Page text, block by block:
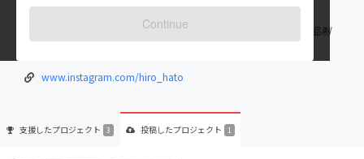
Continue
出身国：日本 出身地：福島県
アーティスト/ペインター 「浸触」というコンセプトをベースに作品制
作をおこなう
www.instagram.com/hiro_hato
支援したプロジェクト 3 投稿したプロジェクト 1